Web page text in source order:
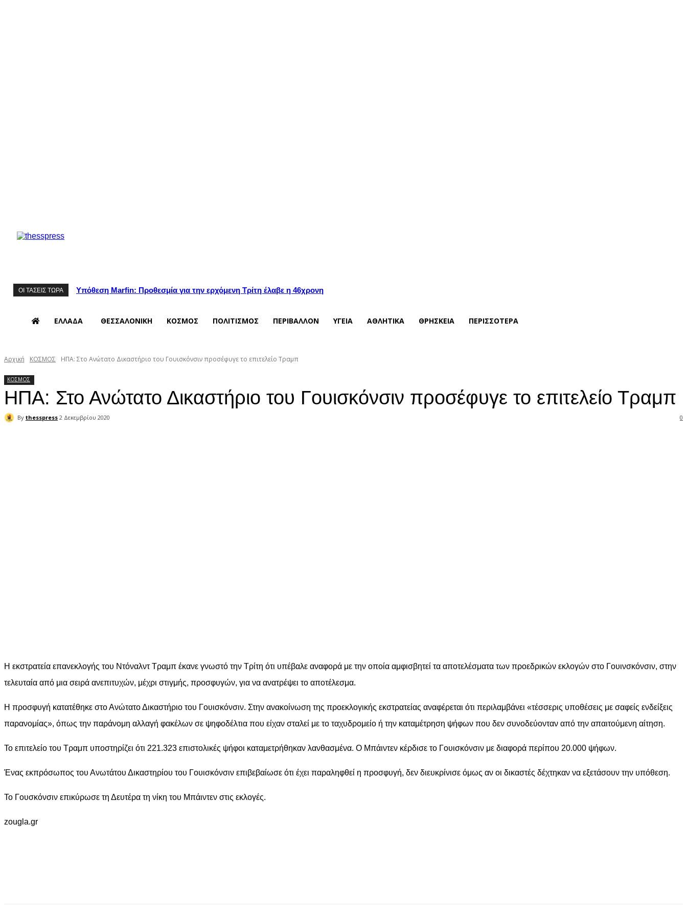
ΟΙ ΤΑΣΕΙΣ ΤΩΡΑ Υπόθεση Marfin: Προθεσμία για την ερχόμενη Τρίτη έλαβε η 46χρονη
ΕΛΛΑΔΑ ΘΕΣΣΑΛΟΝΙΚΗ ΚΟΣΜΟΣ ΠΟΛΙΤΙΣΜΟΣ ΠΕΡΙΒΑΛΛΟΝ ΥΓΕΙΑ ΑΘΛΗΤΙΚΑ ΘΡΗΣΚΕΙΑ ΠΕΡΙΣΣΟΤΕΡΑ
Αρχική ΚΟΣΜΟΣ ΗΠΑ: Στο Ανώτατο Δικαστήριο του Γουισκόνσιν προσέφυγε το επιτελείο Τραμπ
ΚΟΣΜΟΣ
ΗΠΑ: Στο Ανώτατο Δικαστήριο του Γουισκόνσιν προσέφυγε το επιτελείο Τραμπ
By thesspress 2 Δεκεμβρίου 2020 0
Η εκστρατεία επανεκλογής του Ντόναλντ Τραμπ έκανε γνωστό την Τρίτη ότι υπέβαλε αναφορά με την οποία αμφισβητεί τα αποτελέσματα των προεδρικών εκλογών στο Γουινσκόνσιν, στην
τελευταία από μια σειρά ανεπιτυχών, μέχρι στιγμής, προσφυγών, για να ανατρέψει το αποτέλεσμα.
Η προσφυγή κατατέθηκε στο Ανώτατο Δικαστήριο του Γουισκόνσιν. Στην ανακοίνωση της προεκλογικής εκστρατείας αναφέρεται ότι περιλαμβάνει «τέσσερις υποθέσεις με σαφείς ενδείξεις
παρανομίας», όπως την παράνομη αλλαγή φακέλων σε ψηφοδέλτια που είχαν σταλεί με το ταχυδρομείο ή την καταμέτρηση ψήφων που δεν συνοδεύονταν από την απαιτούμενη αίτηση.
Το επιτελείο του Τραμπ υποστηρίζει ότι 221.323 επιστολικές ψήφοι καταμετρήθηκαν λανθασμένα. Ο Μπάιντεν κέρδισε το Γουισκόνσιν με διαφορά περίπου 20.000 ψήφων.
Ένας εκπρόσωπος του Ανωτάτου Δικαστηρίου του Γουισκόνσιν επιβεβαίωσε ότι έχει παραληφθεί η προσφυγή, δεν διευκρίνισε όμως αν οι δικαστές δέχτηκαν να εξετάσουν την υπόθεση.
Το Γουσκόνσιν επικύρωσε τη Δευτέρα τη νίκη του Μπάιντεν στις εκλογές.
zougla.gr